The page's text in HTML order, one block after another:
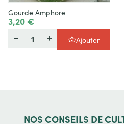
Gourde Amphore
3,20 €
Ajouter
NOS CONSEILS DE